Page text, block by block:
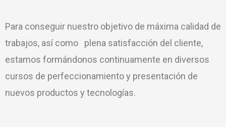
Para conseguir nuestro objetivo de máxima calidad de
trabajos, así como plena satisfacción del cliente,
estamos formándonos continuamente en diversos
cursos de perfeccionamiento y presentación de
nuevos productos y tecnologías.